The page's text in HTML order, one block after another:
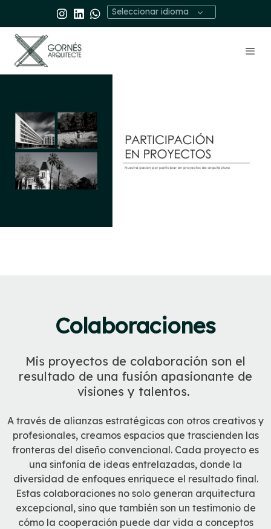
Seleccionar idioma
Colaboraciones
Mis proyectos de colaboración son el
resultado de una fusión apasionante de
visiones y talentos.
A través de alianzas estratégicas con otros creativos y
profesionales, creamos espacios que trascienden las
fronteras del diseño convencional. Cada proyecto es
una sinfonía de ideas entrelazadas, donde la
diversidad de enfoques enriquece el resultado final.
Estas colaboraciones no solo generan arquitectura
excepcional, sino que también son un testimonio de
cómo la cooperación puede dar vida a conceptos